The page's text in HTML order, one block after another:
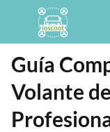
Guía
Volante